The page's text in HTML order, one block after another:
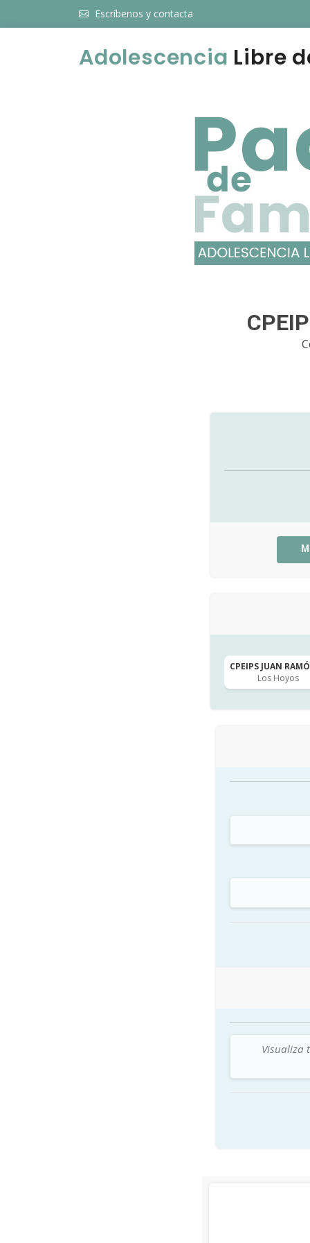
Escríbenos y contacta
Adolescencia Libre
CPEIPS JUAN
Los Hoyos
Visualiza